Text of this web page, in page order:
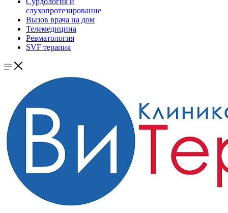
слухопротезирование
Вызов врача на дом
Телемедицина
Ревматология
SVF терапия